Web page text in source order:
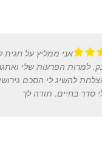
אני ממליץ על חגית
למרות הפרעות שלי
להשיג לי הסכם
סדר בחיים. תודה לך